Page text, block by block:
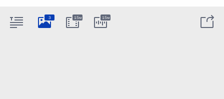
3 15м 15м